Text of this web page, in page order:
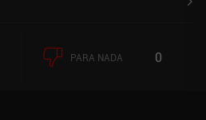
PARA NADA 0